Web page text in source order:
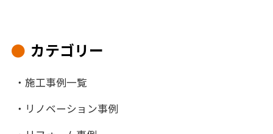
カテゴリー
施工事例一覧
リノベーション事例